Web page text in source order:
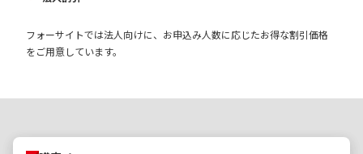
フォーサイトでは法人向けに、お申込み人数に応じたお得な割引価格
をご用意しています。